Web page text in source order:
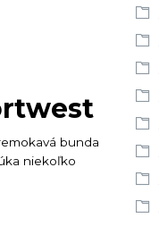
bunda
niekoľko